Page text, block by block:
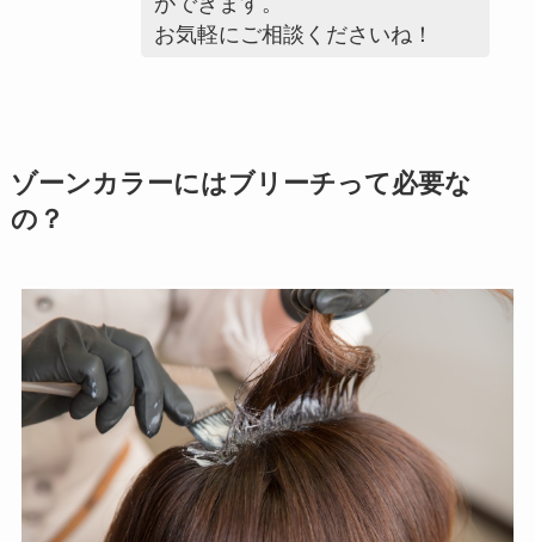
お気軽にご相談くださいね！
ゾーンカラーにはブリーチって必要な
の？